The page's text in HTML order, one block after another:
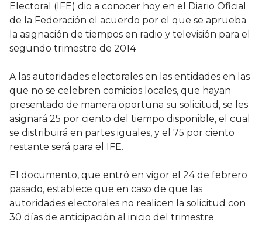
Electoral (IFE) dio a conocer hoy en el Diario Oficial
de la Federación el acuerdo por el que se aprueba
la asignación de tiempos en radio y televisión para el
segundo trimestre de 2014
A las autoridades electorales en las entidades en las
que no se celebren comicios locales, que hayan
presentado de manera oportuna su solicitud, se les
asignará 25 por ciento del tiempo disponible, el cual
se distribuirá en partes iguales, y el 75 por ciento
restante será para el IFE.
El documento, que entró en vigor el 24 de febrero
pasado, establece que en caso de que las
autoridades electorales no realicen la solicitud con
30 días de anticipación al inicio del trimestre